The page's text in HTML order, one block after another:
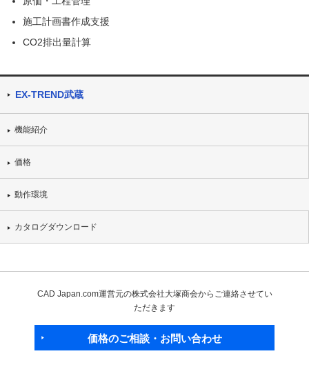
施工計画書作成支援
CO2排出量計算
EX-TREND武蔵
機能紹介
価格
動作環境
カタログダウンロード
CAD Japan.com運営元の株式会社大塚商会からご連絡させてい
ただきます
価格のご相談・お問い合わせ